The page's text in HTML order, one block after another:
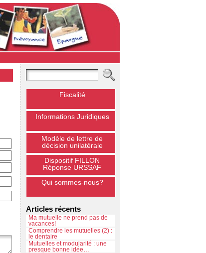
Fiscalité
Informations Juridiques
Modèle de lettre de
décision unilatérale
Dispositif FILLON
Réponse URSSAF
Qui sommes-nous?
Articles récents
Ma mutuelle ne prend pas de
vacances!
Comprendre les mutuelles (2) :
le dentaire
Mutuelles et modularité : une
presque bonne idée…